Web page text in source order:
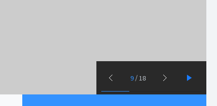
9/18